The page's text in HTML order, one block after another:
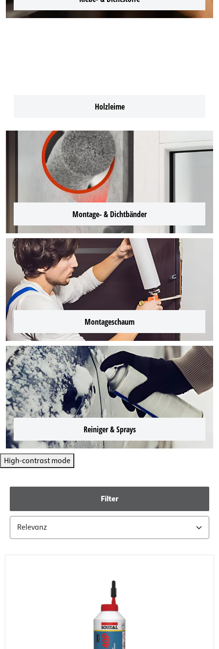
Holzleime
Montage- & Dichtbänder
Montageschaum
Reiniger & Sprays
High-contrast mode
Filter